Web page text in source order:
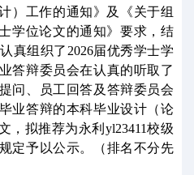
）工作的通知》及《关于组
学位论文的通知》要求，结
真组织了2026届优秀学士学
答辩委员会在认真的听取了
问、员工回答及答辩委员会
业答辩的本科毕业设计（论
，拟推荐为永利yl23411校级
定予以公示。（排名不分先